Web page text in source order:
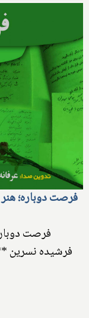
فرصت دوباره؛
فرصت
فرشیده نسرین